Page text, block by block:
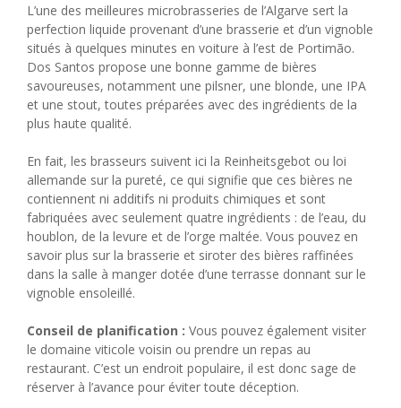
L’une des meilleures microbrasseries de l’Algarve sert la
perfection liquide provenant d’une brasserie et d’un vignoble
situés à quelques minutes en voiture à l’est de Portimão.
Dos Santos propose une bonne gamme de bières
savoureuses, notamment une pilsner, une blonde, une IPA
et une stout, toutes préparées avec des ingrédients de la
plus haute qualité.
En fait, les brasseurs suivent ici la Reinheitsgebot ou loi
allemande sur la pureté, ce qui signifie que ces bières ne
contiennent ni additifs ni produits chimiques et sont
fabriquées avec seulement quatre ingrédients : de l’eau, du
houblon, de la levure et de l’orge maltée. Vous pouvez en
savoir plus sur la brasserie et siroter des bières raffinées
dans la salle à manger dotée d’une terrasse donnant sur le
vignoble ensoleillé.
Conseil de planification : Vous pouvez également visiter
le domaine viticole voisin ou prendre un repas au
restaurant. C’est un endroit populaire, il est donc sage de
réserver à l’avance pour éviter toute déception.